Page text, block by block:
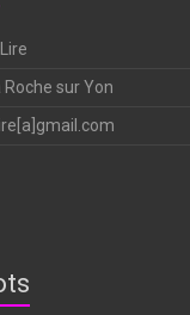
Roche sur Yon